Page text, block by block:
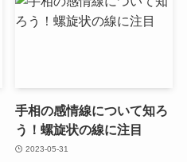
手相の感情線について知ろ
う！螺旋状の線に注目
2023-05-31